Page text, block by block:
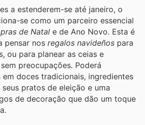
a estenderem-se até janeiro, o
se como um parceiro essencial
de Natal e de Ano Novo. Esta é
pensar nos regalos navideños para
ou para planear as ceias e
preocupações. Poderá
doces tradicionais, ingredientes
pratos de eleição e uma
de decoração que dão um toque